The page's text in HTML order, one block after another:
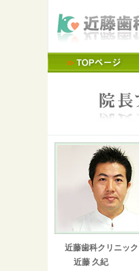
近藤歯科クリニック
近藤 久紀